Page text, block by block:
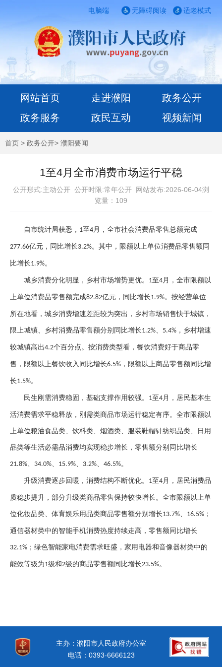
电脑端 适老模式
无障碍阅读
网站首页 走进濮阳
政务公开
政务服务
政民互动 视频新闻
首页 > 政务公开> 濮阳要闻
1至4月全市消费市场运行平稳
公开形式:主动公开 公开时限:常年公开
网站发布:2026-06-04浏
览量： 109
自市统计局获悉， 1至4月，全市社会消费品零售总额完成
277.66亿元，同比增长3.2%。其中，限额以上单位消费品零售额同
比增长1.9%。
城乡消费分化明显，乡村市场增势更优。 1至4月，全市限额以
上单位消费品零售额完成82.82亿元，同比增长1.9%。按经营单位
所在地看，城乡消费增速差距较为突出，乡村市场销售快于城镇，
限上城镇、乡村消费品零售额分别同比增长1.2%、 5.4% ，乡村增速
较城镇高出4.2个百分点。按消费类型看，餐饮消费好于商品零
售，限额以上餐饮收入同比增长6.5% ，限额以上商品零售额同比增
长1.5%。
民生刚需消费稳固，基础支撑作用较强。 1至4月，居民基本生
活消费需求平稳释放，刚需类商品市场运行稳定有序。全市限额以
上单位粮油食品类、饮料类、烟酒类、服装鞋帽针纺织品类、日用
品类等生活必需品消费均实现稳步增长，零售额分别同比增长
21.8%、 34.0%、 15.9%、 3.2%、 46.5%。
升级消费逐步回暖，消费结构不断优化。 1至4月，居民消费品
质稳步提升，部分升级类商品零售保持较快增长。全市限额以上单
位化妆品类、体育娱乐用品类商品零售额分别增长13.7%、 16.5% ；
通信器材类中的智能手机消费热度持续走高，零售额同比增长
32.1% ；绿色智能家电消费需求旺盛，家用电器和音像器材类中的
能效等级为1级和2级的商品零售额同比增长23.5%。
主办：濮阳市人民政府办公室
电话：0393-6666123